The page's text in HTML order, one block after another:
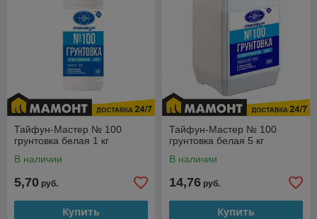
Скидки и акции;
Автоматический расчет доставки и разгрузки;
Удобное оформление заказа
Купить грунтовку в интернет-магазине Мамонт.бел
Тайфун-Мастер № 100
грунтовка белая 1 кг
В наличии
5,70 руб.
Купить
Тайфун-Мастер № 100
грунтовка белая 5 кг
В наличии
14,76 руб.
Купить